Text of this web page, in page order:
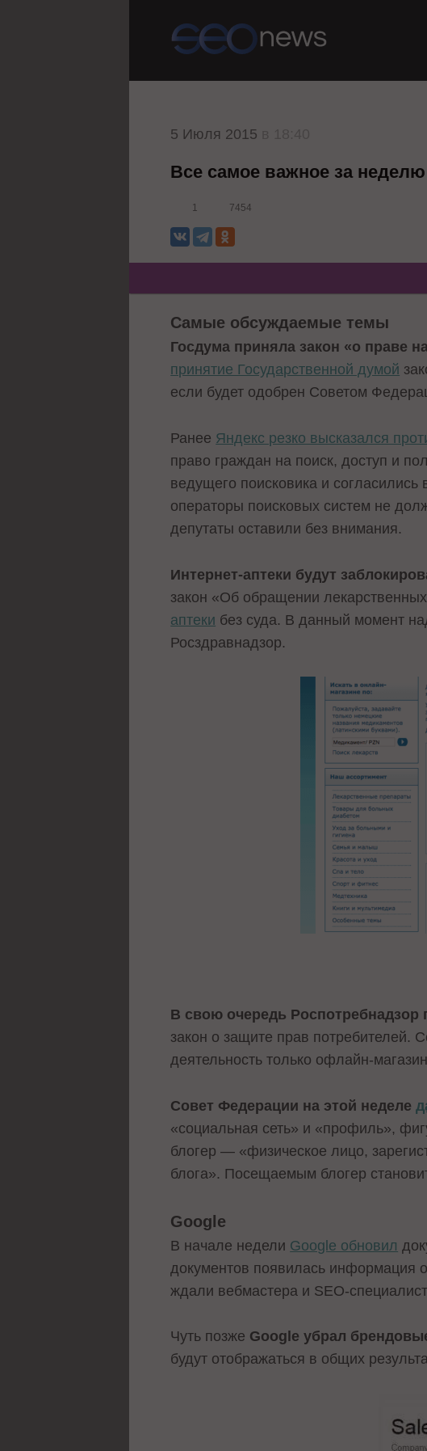
5 Июля 2015
Все самое важное за
1 7454
Самые обсуждаемые темы
Госдума приняла закон «о праве
принятие Государственной думой
если будет одобрен Советом
Ранее Яндекс резко высказался
право граждан на поиск, доступ и
ведущего поисковика и согласились
операторы поисковых систем не
депутаты оставили без внимания.
Интернет-аптеки будут
закон «Об обращении
аптеки без суда. В данный момент
Росздравнадзор.
В свою очередь Роспотребнадзор
закон о защите прав потребителей.
деятельность только офлайн-
Совет Федерации на этой неделе
«социальная сеть» и «профиль»,
блогер — «физическое лицо,
блога». Посещаемым блогер
Google
В начале недели Google обновил
документов появилась информация
ждали вебмастера и SEO-
Чуть позже Google убрал
будут отображаться в общих